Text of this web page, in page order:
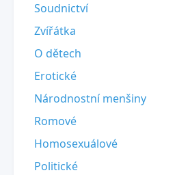
Soudnictví
Zvířátka
O dětech
Erotické
Národnostní menšiny
Romové
Homosexuálové
Politické